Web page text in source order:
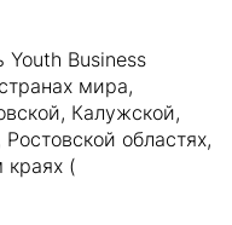
Business
мира,
Калужской,
областях,
(